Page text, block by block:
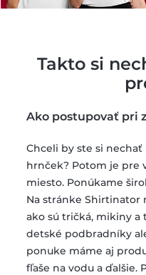
Takto si
Ako postupovať pri
Chceli by ste si
hrnček? Potom je pre
miesto. Ponúkame
Na stránke Shirtinator
ako sú tričká, mikiny a
detské podbradníky
ponuke máme aj
fľaše na vodu a ďalšie.